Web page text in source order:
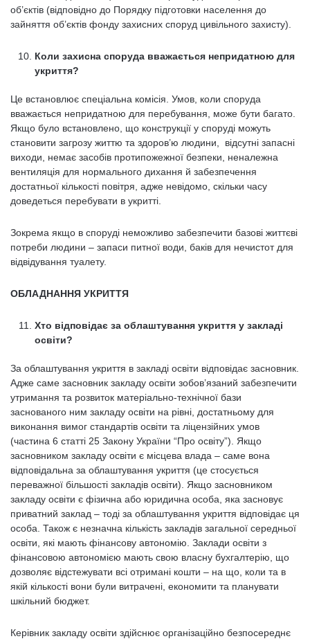
об’єктів (відповідно до Порядку підготовки населення до
зайняття об’єктів фонду захисних споруд цивільного захисту).
Коли захисна споруда вважається непридатною для
укриття?
Це встановлює спеціальна комісія. Умов, коли споруда
вважається непридатною для перебування, може бути багато.
Якщо було встановлено, що конструкції у споруді можуть
становити загрозу життю та здоров’ю людини, відсутні запасні
виходи, немає засобів протипожежної безпеки, неналежна
вентиляція для нормального дихання й забезпечення
достатньої кількості повітря, адже невідомо, скільки часу
доведеться перебувати в укритті.
Зокрема якщо в споруді неможливо забезпечити базові життєві
потреби людини – запаси питної води, баків для нечистот для
відвідування туалету.
ОБЛАДНАННЯ УКРИТТЯ
Хто відповідає за облаштування укриття у закладі
освіти?
За облаштування укриття в закладі освіти відповідає засновник.
Адже саме засновник закладу освіти зобов’язаний забезпечити
утримання та розвиток матеріально-технічної бази
заснованого ним закладу освіти на рівні, достатньому для
виконання вимог стандартів освіти та ліцензійних умов
(частина 6 статті 25 Закону України “Про освіту”). Якщо
засновником закладу освіти є місцева влада – саме вона
відповідальна за облаштування укриття (це стосується
переважної більшості закладів освіти). Якщо засновником
закладу освіти є фізична або юридична особа, яка засновує
приватний заклад – тоді за облаштування укриття відповідає ця
особа. Також є незначна кількість закладів загальної середньої
освіти, які мають фінансову автономію. Заклади освіти з
фінансовою автономією мають свою власну бухгалтерію, що
дозволяє відстежувати всі отримані кошти – на що, коли та в
якій кількості вони були витрачені, економити та планувати
шкільний бюджет.
Керівник закладу освіти здійснює організаційно безпосереднє